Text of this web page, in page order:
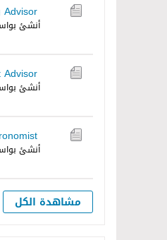
Advisor
أنشئ
أنشئ
أنشئ
مشاهدة الكل